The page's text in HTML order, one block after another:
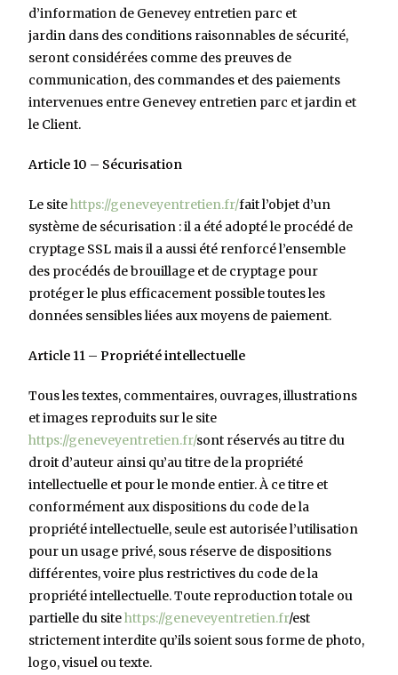
d’information de Genevey entretien parc et
jardin dans des conditions raisonnables de sécurité,
seront considérées comme des preuves de
communication, des commandes et des paiements
intervenues entre Genevey entretien parc et jardin et
le Client.
Article 10 – Sécurisation
Le sitehttps://geneveyentretien.fr/fait l’objet d’un
système de sécurisation : il a été adopté le procédé de
cryptage SSL mais il a aussi été renforcé l’ensemble
des procédés de brouillage et de cryptage pour
protéger le plus efficacement possible toutes les
données sensibles liées aux moyens de paiement.
Article 11 – Propriété intellectuelle
Tous les textes, commentaires, ouvrages, illustrations
et images reproduits sur le site
https://geneveyentretien.fr/sont réservés au titre du
droit d’auteur ainsi qu’au titre de la propriété
intellectuelle et pour le monde entier. À ce titre et
conformément aux dispositions du code de la
propriété intellectuelle, seule est autorisée l’utilisation
pour un usage privé, sous réserve de dispositions
différentes, voire plus restrictives du code de la
propriété intellectuelle. Toute reproduction totale ou
partielle du sitehttps://geneveyentretien.fr/est
strictement interdite qu’ils soient sous forme de photo,
logo, visuel ou texte.